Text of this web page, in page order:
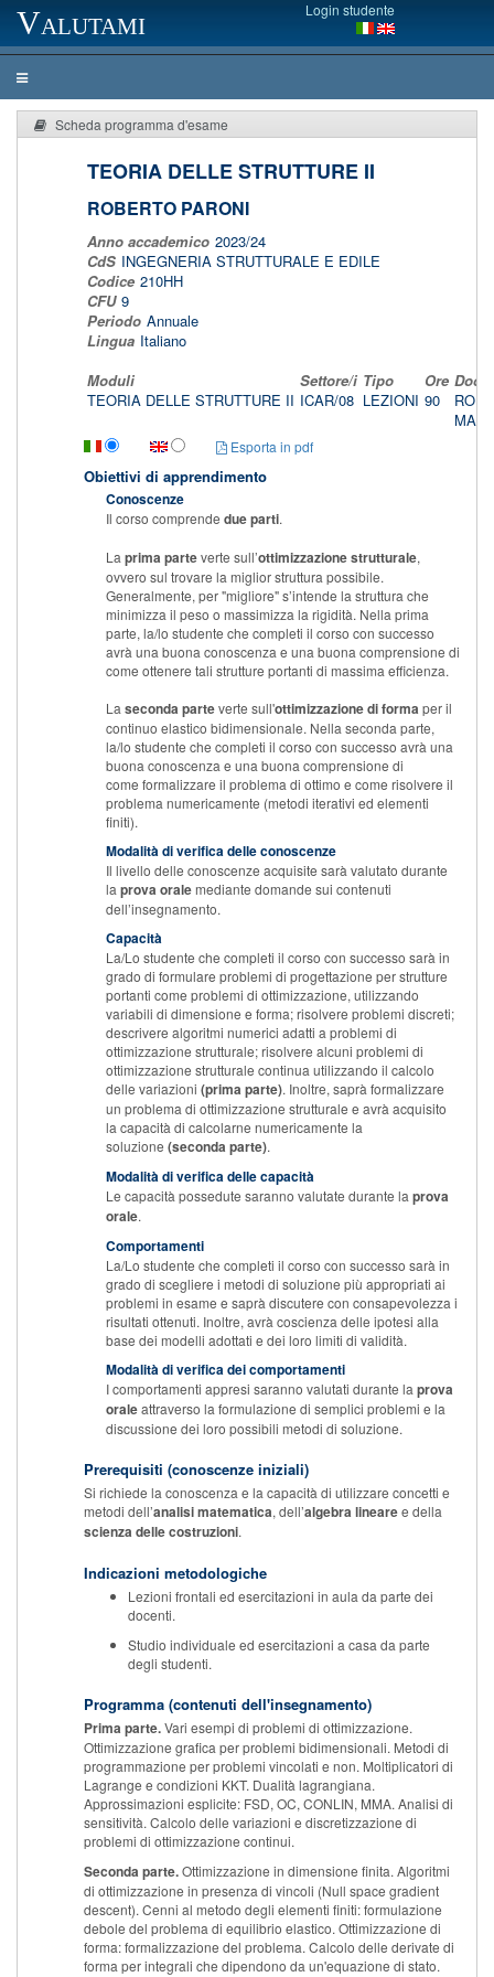
Valutami Login studente
Scheda programma d'esame
TEORIA DELLE STRUTTURE II
ROBERTO PARONI
Anno accademico 2023/24
CdS INGEGNERIA STRUTTURALE E EDILE
Codice 210HH
CFU 9
Periodo Annuale
Lingua Italiano
Moduli
Settore/i Tipo Ore
TEORIA DELLE STRUTTURE II ICAR/08 LEZIONI 90
Esporta in pdf
Obiettivi di apprendimento
Conoscenze
Il corso comprende due parti.
La prima parteverte sull’ottimizzazione strutturale,
ovvero sul trovare la miglior struttura possibile.
Generalmente, per "migliore" s’intende la struttura che
minimizza il peso o massimizza la rigidità. Nella prima
parte, la/lo studente che completi il corso con successo
avrà una buona conoscenza e una buona comprensione di
come ottenere tali strutture portanti di massima efficienza.
La seconda parteverte sull'ottimizzazione di formaper il
continuo elastico bidimensionale. Nella seconda parte,
la/lo studente che completi il corso con successo avrà una
buona conoscenza e una buona comprensione di
come formalizzare il problema di ottimo e come risolvere il
problema numericamente (metodi iterativi ed elementi
finiti).
Modalità di verifica delle conoscenze
Il livello delle conoscenze acquisite sarà valutato durante
la prova oralemediante domande sui contenuti
dell’insegnamento.
Capacità
La/Lo studente che completi il corso con successo sarà in
grado di formulare problemi di progettazione per strutture
portanti come problemi di ottimizzazione, utilizzando
variabili di dimensione e forma; risolvere problemi discreti;
descrivere algoritmi numerici adatti a problemi di
ottimizzazione strutturale; risolvere alcuni problemi di
ottimizzazione strutturale continua utilizzando il calcolo
delle variazioni (prima parte). Inoltre, saprà formalizzare
un problema di ottimizzazione strutturale e avrà acquisito
la capacità di calcolarne numericamente la
soluzione (seconda parte).
Modalità di verifica delle capacità
Le capacità possedute saranno valutate durante la prova
orale.
Comportamenti
La/Lo studente che completi il corso con successo sarà in
grado di scegliere i metodi di soluzione più appropriati ai
problemi in esame e saprà discutere con consapevolezza i
risultati ottenuti. Inoltre, avrà coscienza delle ipotesi alla
base dei modelli adottati e dei loro limiti di validità.
Modalità di verifica dei comportamenti
I comportamenti appresi saranno valutati durante la prova
oraleattraverso la formulazione di semplici problemi e la
discussione dei loro possibili metodi di soluzione.
Prerequisiti (conoscenze iniziali)
Si richiede la conoscenza e la capacità di utilizzare concetti e
metodi dell’analisi matematica, dell’algebra linearee della
scienza delle costruzioni.
Indicazioni metodologiche
Lezioni frontali ed esercitazioni in aula da parte dei
docenti.
Studio individuale ed esercitazioni a casa da parte
degli studenti.
Programma (contenuti dell'insegnamento)
Prima parte.Vari esempi di problemi di ottimizzazione.
Ottimizzazione grafica per problemi bidimensionali. Metodi di
programmazione per problemi vincolati e non. Moltiplicatori di
Lagrange e condizioni KKT. Dualità lagrangiana.
Approssimazioni esplicite: FSD, OC, CONLIN, MMA. Analisi di
sensitività. Calcolo delle variazioni e discretizzazione di
problemi di ottimizzazione continui.
Seconda parte.Ottimizzazione in dimensione finita. Algoritmi
di ottimizzazione in presenza di vincoli (Null space gradient
descent). Cenni al metodo degli elementi finiti: formulazione
debole del problema di equilibrio elastico. Ottimizzazione di
forma: formalizzazione del problema. Calcolo delle derivate di
forma per integrali che dipendono da un'equazione di stato.